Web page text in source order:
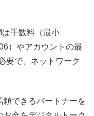
手数料（最小
）やアカウントの最
要で、ネットワーク
頼できるパートナーを